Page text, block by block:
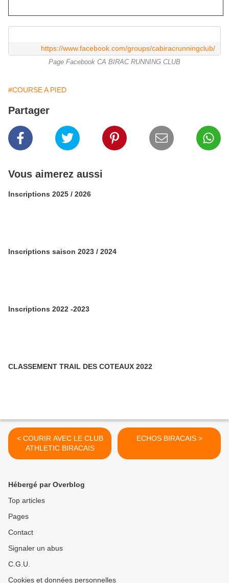
https://www.facebook.com/groups/cabiracrunningclub/
Page Facebook CA BIRAC RUNNING CLUB
#COURSE A PIED
Partager
Vous aimerez aussi
Inscriptions 2025 / 2026
Inscriptions saison 2023 / 2024
Inscriptions 2022 -2023
CLASSEMENT TRAIL DES COTEAUX 2022
< COURIR AVEC LE CLUB
ATHLETIC BIRACAIS
ECHOS BIRACAIS >
Hébergé par Overblog
Top articles
Pages
Contact
Signaler un abus
C.G.U.
Cookies et données personnelles